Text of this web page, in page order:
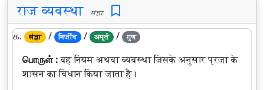
राज व्यवस्था संज्ञा
௧. संज्ञा / निर्जीव / अमूर्त / गुण
பொருள் :वह नियम अथवा व्यवस्था जिसके अनुसार प्रजा के
शासन का विधान किया जाता है।